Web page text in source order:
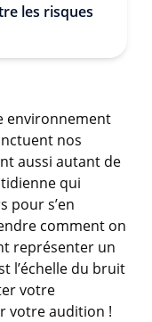
les risques
environnement
nos
aussi autant de
qui
pour s’en
comment on
représenter un
l’échelle du bruit
votre
votre audition !